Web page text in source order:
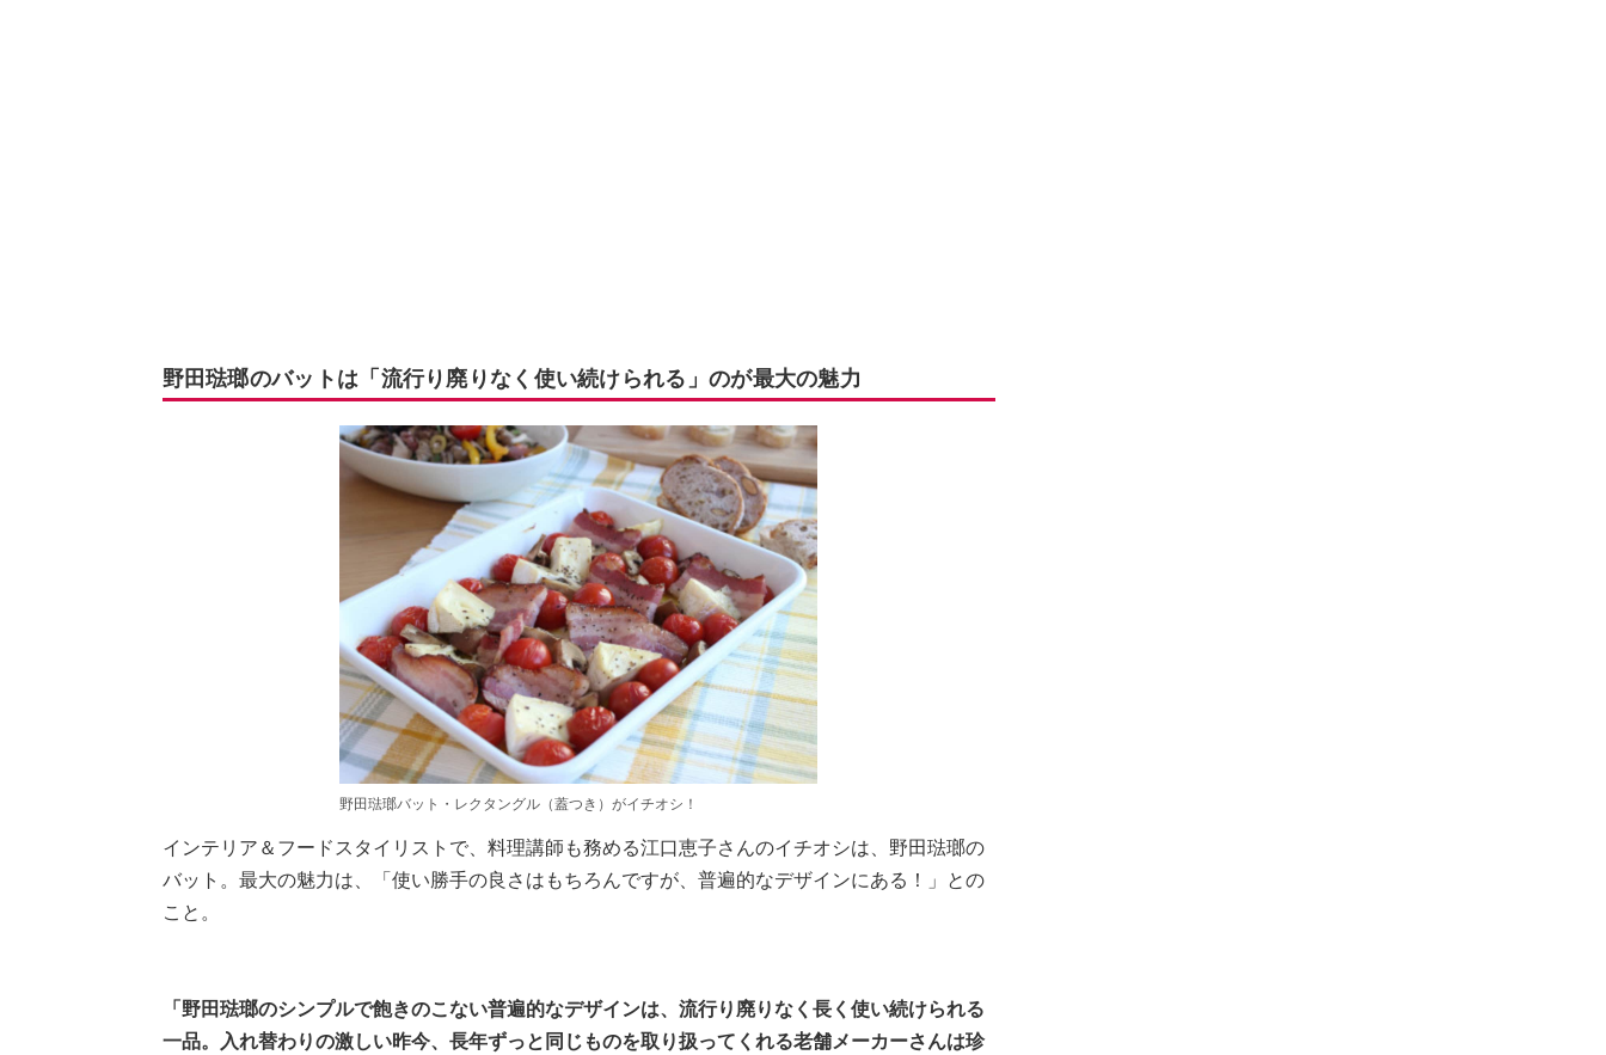
野田琺瑯のバットは「流行り廃りなく使い続けられる」のが最大の魅力
野田琺瑯バット・レクタングル（蓋つき）がイチオシ！
インテリア＆フードスタイリストで、料理講師も務める江口恵子さんのイチオシは、野田琺瑯の
バット。最大の魅力は、「使い勝手の良さはもちろんですが、普遍的なデザインにある！」との
こと。
「野田琺瑯のシンプルで飽きのこない普遍的なデザインは、流行り廃りなく長く使い続けられる
一品。入れ替わりの激しい昨今、長年ずっと同じものを取り扱ってくれる老舗メーカーさんは珍